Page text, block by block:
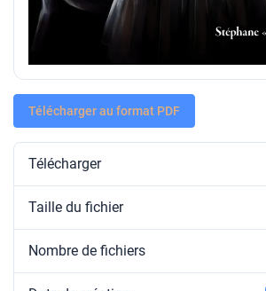
Télécharger au format PDF
Télécharger
Taille du fichier
Nombre de fichiers